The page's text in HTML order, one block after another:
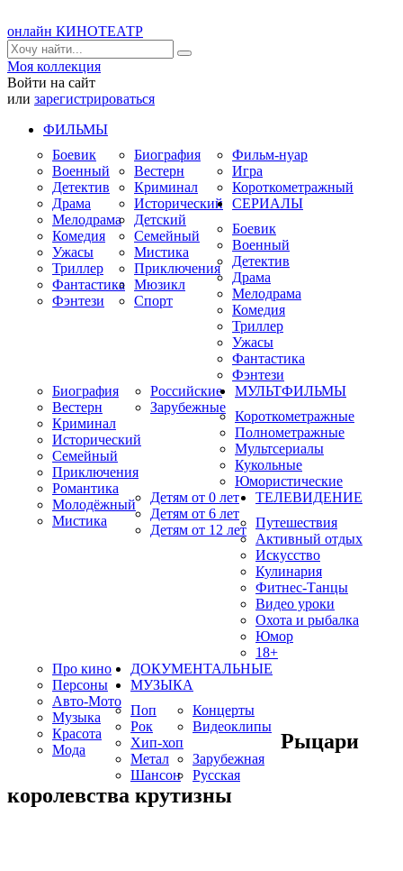
онлайн КИНОТЕАТР
Моя коллекция
Войти на сайт
или зарегистрироваться
ФИЛЬМЫ
Боевик
Военный
Детектив
Драма
Мелодрама
Комедия
Ужасы
Триллер
Фантастика
Фэнтези
Биография
Вестерн
Криминал
Исторический
Детский
Семейный
Мистика
Приключения
Мюзикл
Спорт
Фильм-нуар
Игра
Короткометражный
СЕРИАЛЫ
Боевик
Военный
Детектив
Драма
Мелодрама
Комедия
Триллер
Ужасы
Фантастика
Фэнтези
Биография
Вестерн
Криминал
Исторический
Семейный
Приключения
Романтика
Молодёжный
Мистика
Российские
Зарубежные
МУЛЬТФИЛЬМЫ
Короткометражные
Полнометражные
Мультсериалы
Кукольные
Юмористические
Детям от 0 лет
Детям от 6 лет
Детям от 12 лет
ТЕЛЕВИДЕНИЕ
Путешествия
Активный отдых
Искусство
Кулинария
Фитнес-Танцы
Видео уроки
Охота и рыбалка
Юмор
18+
Про кино
Персоны
Авто-Мото
Музыка
Красота
Мода
ДОКУМЕНТАЛЬНЫЕ
МУЗЫКА
Поп
Рок
Хип-хоп
Метал
Шансон
Концерты
Видеоклипы
Зарубежная
Русская
Рыцари
королевства крутизны